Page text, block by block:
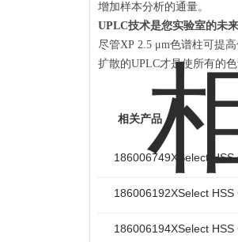
增加样本分析的通量。
UPLC技术是您实验室的未
尽管XP 2.5 μm色谱柱可提
扩散的UPLC才是使所有的
相关产品
186006749XSelect
186006192XSelect
186006194XSelect